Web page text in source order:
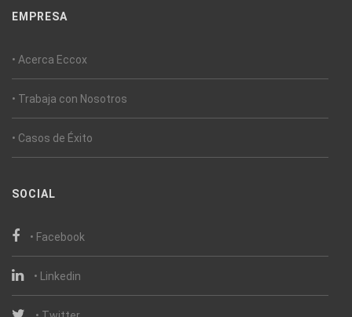
EMPRESA
• Acerca Eccox
• Trabaja con Nosotros
• Casos de Éxito
SOCIAL
• Facebook
• Linkedin